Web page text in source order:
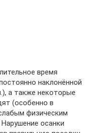
время
наклонённой
а также некоторые
(особенно в
физическим
осанки